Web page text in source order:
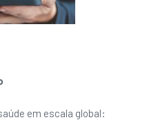
em escala global: